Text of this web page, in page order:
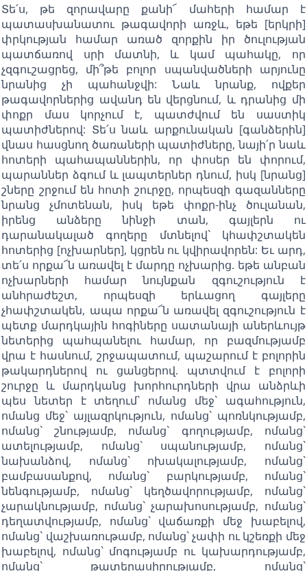
Տե՛ս, թե զորավարը քանի՜ մահերի համար է
պատասխանատու թագավորի առջև, եթե [երկրի]
փրկության համար առած զորքին իր ծուլության
պատճառով սրի մատնի, և կամ պահակը, որ
չզգուշացրեց, մի՞թե բոլոր սպանվածների արյունը
նրանից չի պահանջվի: Նաև նրանք, ովքեր
թագավորներից ավանդ են վերցնում, և դրանից մի
փոքր մաս կորչում է, պատժվում են սաստիկ
պատիժներով: Տե՛ս նաև արքունական [գանձերին]
վնաս հասցնող ծառաների պատիժները, նայի՛ր նաև
հոտերի պահապաններին, որ փոսեր են փորում,
պարաններ ձգում և լապտերներ դնում, իսկ [նրանց]
շները շրջում են հոտի շուրջը, որպեսզի գազանները
նրանց չմոտենան, իսկ եթե փոքր-ինչ ծուլանան,
իրենց անձերը նինջի տան, գայլերն ու
դարանակալած գողերը մտնելով` կհափշտակեն
հոտերից [ոչխարներ], կցրեն ու կվիրավորեն: Եւ արդ,
տե՛ս որքա՜ն առավել է մարդը ոչխարից. եթե անբան
ոչխարների համար նույնքան զգուշություն է
անհրաժեշտ, որպեսզի երևացող գայլերը
չհափշտակեն, ապա որքա՜ն առավել զգուշություն է
պետք մարդկային հոգիները սատանայի աներևույթ
նետերից պահպանելու համար, որ բազմությամբ
վրա է հասնում, շրջապատում, պաշարում է բոլորին
թակարդներով ու ցանցերով. պտտվում է բոլորի
շուրջը և մարդկանց խորհուրդների վրա անձրևի
պես նետեր է տեղում` ոմանց մեջ` ագահություն,
ոմանց մեջ` այլազրկություն, ոմանց` պոռնկությամբ,
ոմանց` շնությամբ, ոմանց` գողությամբ, ոմանց`
ատելությամբ, ոմանց` սպանությամբ, ոմանց`
նախանձով, ոմանց` ոխակալությամբ, ոմանց`
բամբասանքով, ոմանց` բարկությամբ, ոմանց`
նենգությամբ, ոմանց` կեղծավորությամբ, ոմանց`
չարակնությամբ, ոմանց` չարախոսությամբ, ոմանց`
դեղատվությամբ, ոմանց` վաճառքի մեջ խաբելով,
ոմանց` վաշխառութամբ, ոմանց` չափի ու կշեռքի մեջ
խաբելով, ոմանց` մոգությամբ ու կախարդությամբ,
ոմանց` թատերասիրությամբ, ոմանց`